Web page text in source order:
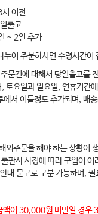
……………………………………55
기초……………………………………
방법…………………………61
81
이전
출고
~ 2일 추가
어 주문하시면 수령시간이
문건에 대해서 당일출고를
요일과 일요일, 연휴기간
서 이틀정도 추가되며, 배
외주문을 해야 하는 상황이
판사 사정에 따라 구입이
내 문구로 구분 가능하며,
액이 30,000원 미만일 경우